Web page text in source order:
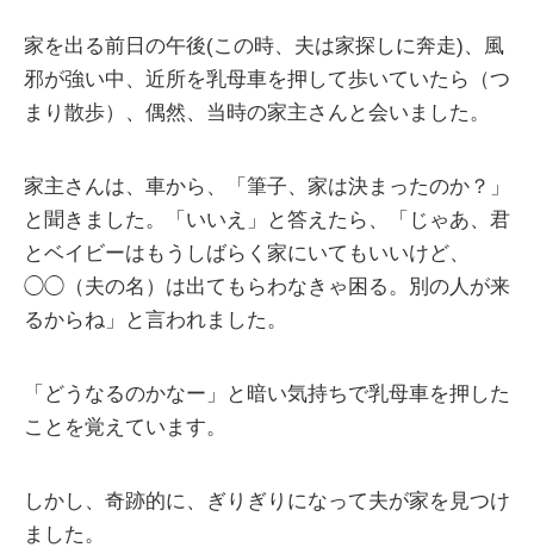
家を出る前日の午後(この時、夫は家探しに奔走)、風
邪が強い中、近所を乳母車を押して歩いていたら（つ
まり散歩）、偶然、当時の家主さんと会いました。
家主さんは、車から、「筆子、家は決まったのか？」
と聞きました。「いいえ」と答えたら、「じゃあ、君
とベイビーはもうしばらく家にいてもいいけど、
◯◯（夫の名）は出てもらわなきゃ困る。別の人が来
るからね」と言われました。
「どうなるのかなー」と暗い気持ちで乳母車を押した
ことを覚えています。
しかし、奇跡的に、ぎりぎりになって夫が家を見つけ
ました。